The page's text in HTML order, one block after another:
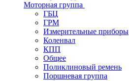
Моторная группа
ГБЦ
ГРМ
Измерительные приборы
Коленвал
КПП
Общее
Поликлиновый ремень
Поршневая группа